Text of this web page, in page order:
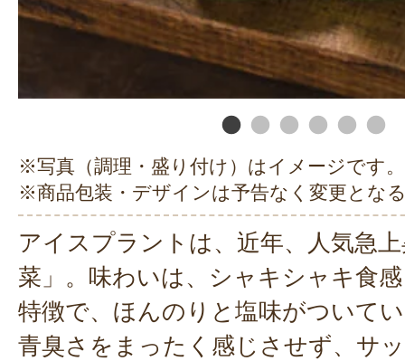
※写真（調理・盛り付け）はイメージです。
※商品包装・デザインは予告なく変更とな
アイスプラントは、近年、人気急
菜」。味わいは、シャキシャキ食
特徴で、ほんのりと塩味がついて
青臭さをまったく感じさせず、サ